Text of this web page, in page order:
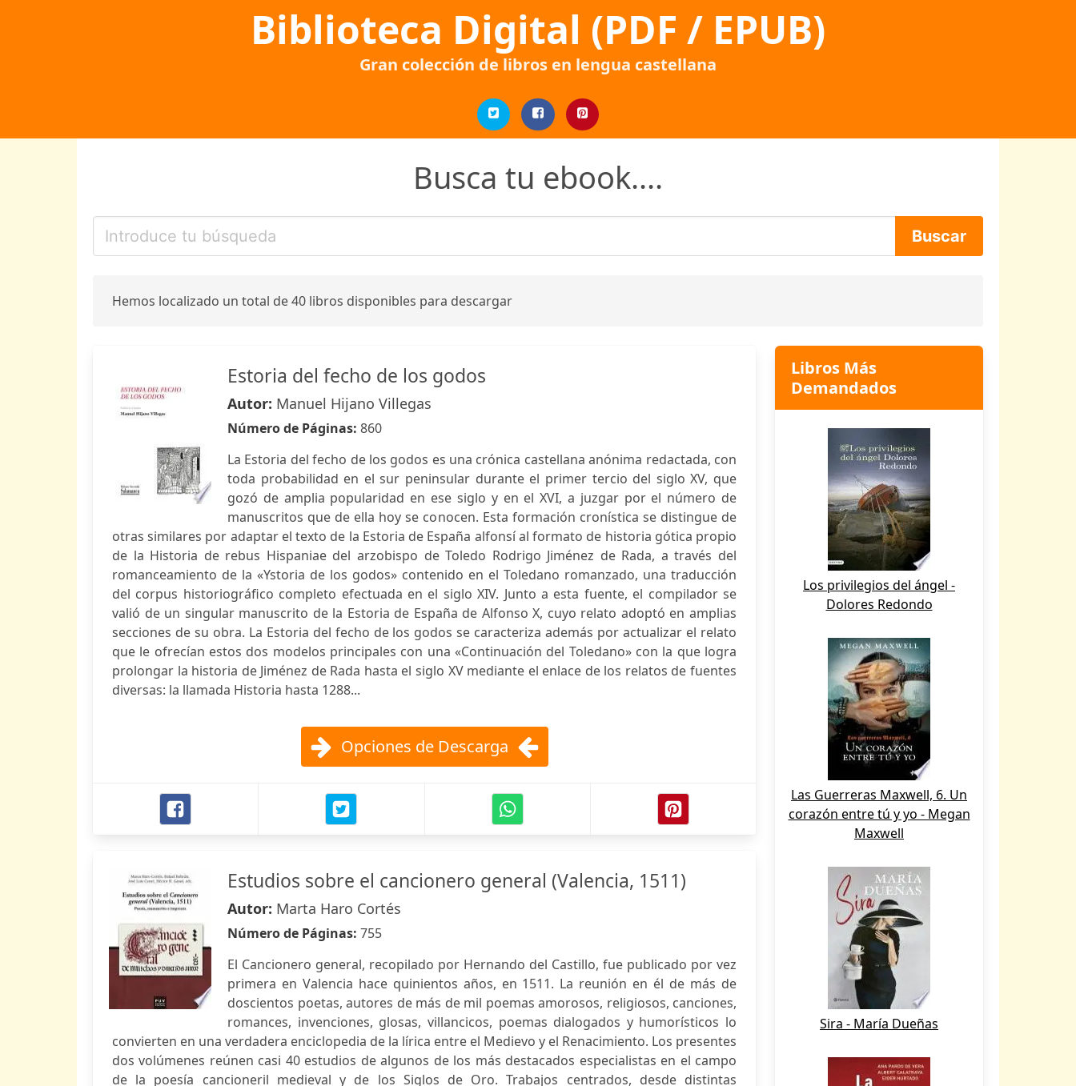
Biblioteca Digital (PDF / EPUB)
Gran colección de libros en lengua castellana
Busca tu ebook....
Hemos localizado un total de 40 libros disponibles para descargar
Estoria del fecho de los godos
Autor: Manuel Hijano Villegas
Número de Páginas: 860
La Estoria del fecho de los godos es una crónica castellana anónima redactada, con
toda probabilidad en el sur peninsular durante el primer tercio del siglo XV, que
gozó de amplia popularidad en ese siglo y en el XVI, a juzgar por el número de
manuscritos que de ella hoy se conocen. Esta formación cronística se distingue de
otras similares por adaptar el texto de la Estoria de España alfonsí al formato de historia gótica propio
de la Historia de rebus Hispaniae del arzobispo de Toledo Rodrigo Jiménez de Rada, a través del
romanceamiento de la «Ystoria de los godos» contenido en el Toledano romanzado, una traducción
del corpus historiográfico completo efectuada en el siglo XIV. Junto a esta fuente, el compilador se
valió de un singular manuscrito de la Estoria de España de Alfonso X, cuyo relato adoptó en amplias
secciones de su obra. La Estoria del fecho de los godos se caracteriza además por actualizar el relato
que le ofrecían estos dos modelos principales con una «Continuación del Toledano» con la que logra
prolongar la historia de Jiménez de Rada hasta el siglo XV mediante el enlace de los relatos de fuentes
diversas: la llamada Historia hasta 1288...
Opciones de Descarga
Estudios sobre el cancionero general (Valencia, 1511)
Autor: Marta Haro Cortés
Número de Páginas: 755
El Cancionero general, recopilado por Hernando del Castillo, fue publicado por vez
primera en Valencia hace quinientos años, en 1511. La reunión en él de más de
doscientos poetas, autores de más de mil poemas amorosos, religiosos, canciones,
romances, invenciones, glosas, villancicos, poemas dialogados y humorísticos lo
convierten en una verdadera enciclopedia de la lírica entre el Medievo y el Renacimiento. Los presentes
dos volúmenes reúnen casi 40 estudios de algunos de los más destacados especialistas en el campo
de la poesía cancioneril medieval y de los Siglos de Oro. Trabajos centrados, desde distintas
Libros Más
Demandados
Los privilegios del ángel -
Dolores Redondo
Las Guerreras Maxwell, 6. Un
corazón entre tú y yo - Megan
Maxwell
Sira - María Dueñas